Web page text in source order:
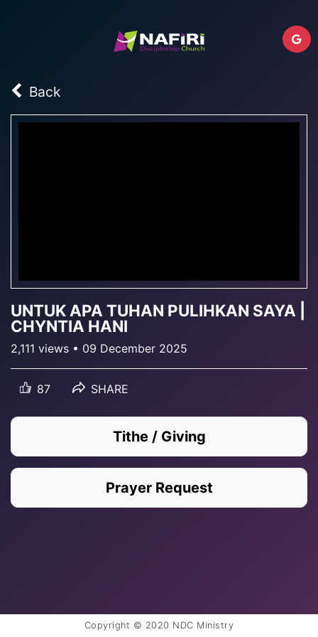
Back
UNTUK APA TUHAN PULIHKAN SAYA |
CHYNTIA HANI
2,111 views • 09 December 2025
87 SHARE
Tithe / Giving
Prayer Request
Copyright © 2020 NDC Ministry